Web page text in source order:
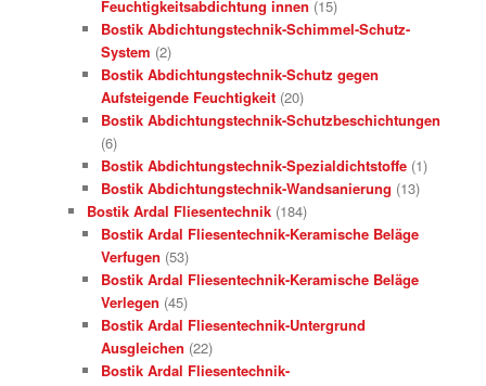
Feuchtigkeitsabdichtung innen (15)
Bostik Abdichtungstechnik-Schimmel-Schutz-
System (2)
Bostik Abdichtungstechnik-Schutz gegen
Aufsteigende Feuchtigkeit (20)
Bostik Abdichtungstechnik-Schutzbeschichtungen
(6)
Bostik Abdichtungstechnik-Spezialdichtstoffe (1)
Bostik Abdichtungstechnik-Wandsanierung (13)
Bostik Ardal Fliesentechnik (184)
Bostik Ardal Fliesentechnik-Keramische Beläge
Verfugen (53)
Bostik Ardal Fliesentechnik-Keramische Beläge
Verlegen (45)
Bostik Ardal Fliesentechnik-Untergrund
Ausgleichen (22)
Bostik Ardal Fliesentechnik-